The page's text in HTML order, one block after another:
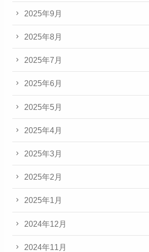
2025年9月
2025年8月
2025年7月
2025年6月
2025年5月
2025年4月
2025年3月
2025年2月
2025年1月
2024年12月
2024年11月